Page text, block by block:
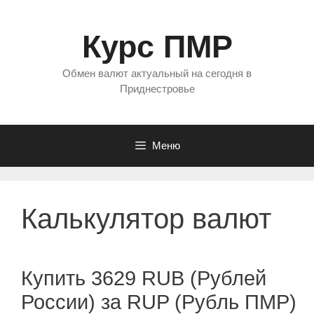
Курс ПМР
Обмен валют актуальный на сегодня в
Приднестровье
Меню
Калькулятор валют
Купить 3629 RUB (Рублей
России) за RUP (Рубль ПМР)